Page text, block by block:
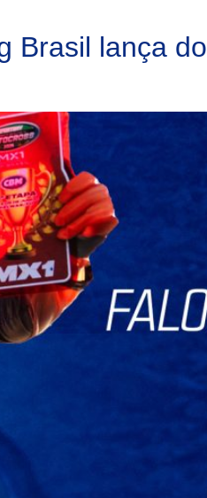
Brasil lança